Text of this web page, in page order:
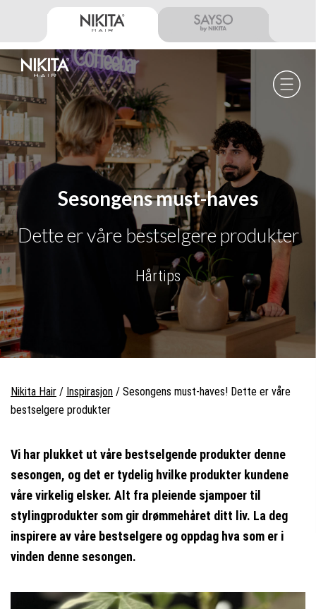
primary
navigation
main
content
footer
Nikita
Hair
-
Sesongens must-haves
Dette er våre bestselgere produkter
Hårtips
Nikita Hair / Inspirasjon / Sesongens must-haves! Dette er våre
bestselgere produkter
Vi har plukket ut våre bestselgende produkter denne
sesongen, og det er tydelig hvilke produkter kundene
våre virkelig elsker. Alt fra pleiende sjampoer til
stylingprodukter som gir drømmehåret ditt liv. La deg
inspirere av våre bestselgere og oppdag hva som er i
vinden denne sesongen.